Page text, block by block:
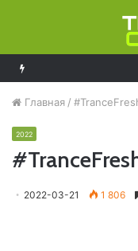
Главная /
2022
2022-03-21 1 806